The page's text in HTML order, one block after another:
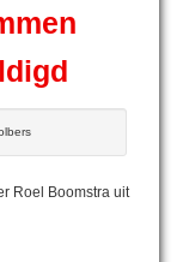
Roel Boomstra uit